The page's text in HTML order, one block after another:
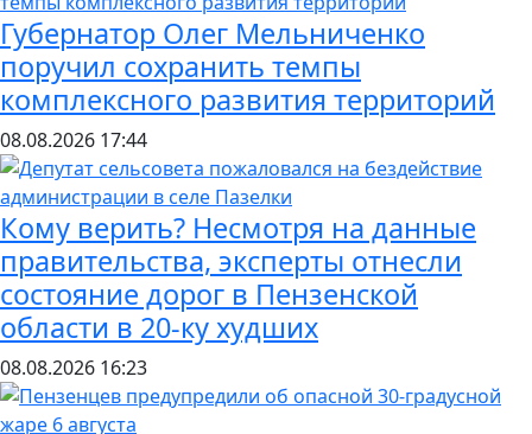
Губернатор Олег Мельниченко
поручил сохранить темпы
комплексного развития территорий
08.08.2026 17:44
Кому верить? Несмотря на данные
правительства, эксперты отнесли
состояние дорог в Пензенской
области в 20-ку худших
08.08.2026 16:23